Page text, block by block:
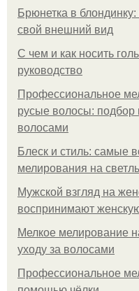
Брюнетка в
свой внешний вид
С чем и как носить
руководство
Профессиональное
русые волосы: подбор
волосами
Блеск и стиль: самые
мелирования на
Мужской взгляд на
воспринимают
Мелкое мелирование
уходу за волосами
Профессиональное